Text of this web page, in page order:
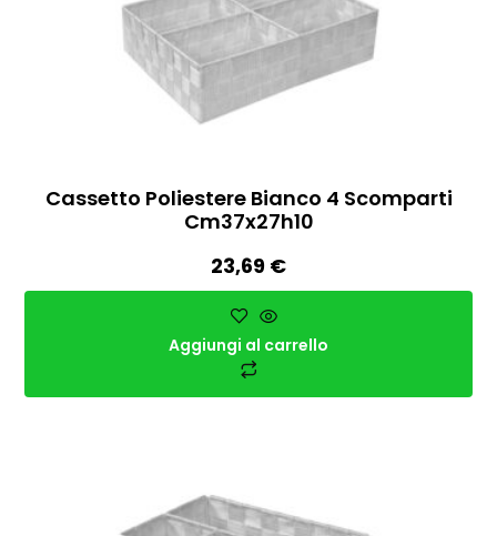
Cassetto Poliestere Bianco 4 Scomparti
Cm37x27h10
23,69 €
Aggiungi al carrello